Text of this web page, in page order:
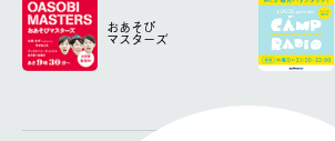
おあそび
マスターズ